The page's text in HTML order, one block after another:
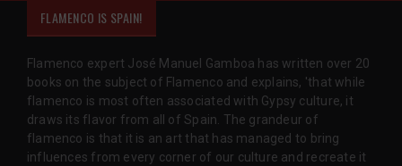
FLAMENCO IS SPAIN!
Flamenco expert José Manuel Gamboa has written over 20
books on the subject of Flamenco and explains, 'that while
flamenco is most often associated with Gypsy culture, it
draws its flavor from all of Spain. The grandeur of
flamenco is that it is an art that has managed to bring
influences from every corner of our culture and recreate it